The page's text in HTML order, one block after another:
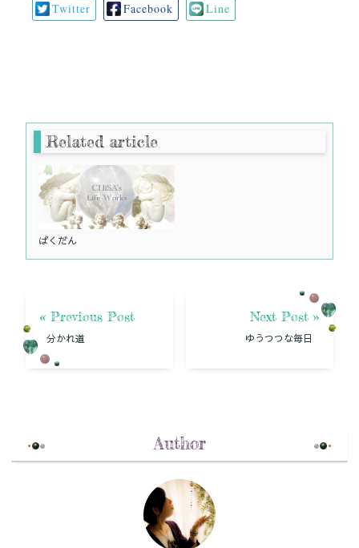
Twitter Facebook Line
Related article
ばくだん
« Previous Post
分かれ道
Next Post »
ゆうつつな毎日
Author